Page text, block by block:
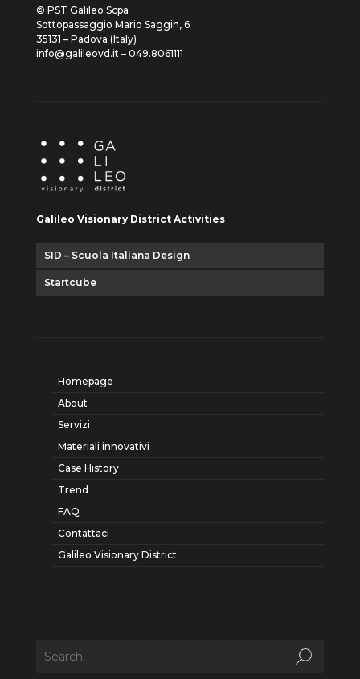
© PST Galileo Scpa
Sottopassaggio Mario Saggin, 6
35131 – Padova (Italy)
info@galileovd.it – 049.8061111
Galileo Visionary District Activities
SID – Scuola Italiana Design
Startcube
Homepage
About
Servizi
Materiali innovativi
Case History
Trend
FAQ
Contattaci
Galileo Visionary District